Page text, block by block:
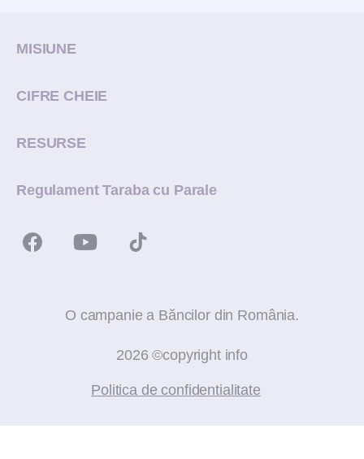
MISIUNE
CIFRE CHEIE
RESURSE
Regulament Taraba cu Parale
O campanie a Băncilor din România.
2026 ©copyright info
Politica de confidentialitate